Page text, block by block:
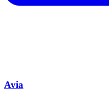
Avia